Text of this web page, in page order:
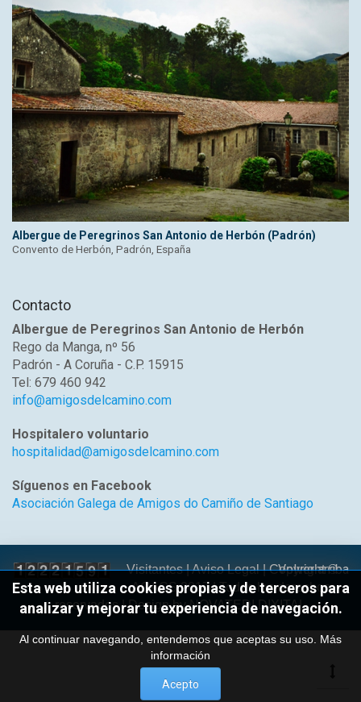
Albergue de Peregrinos San Antonio de Herbón (Padrón)
Convento de Herbón, Padrón, España
Contacto
Albergue de Peregrinos San Antonio de Herbón
Rego da Manga, nº 56
Padrón - A Coruña - C.P. 15915
Tel: 679 460 942
info@amigosdelcamino.com
Hospitalero voluntario
hospitalidad@amigosdelcamino.com
Síguenos en Facebook
Asociación Galega de Amigos do Camiño de Santiago
Volver arriba
Visitantes |Aviso Legal| Copyright ©
AGACS 2017 | Todos los derechos
reservados | Design byNOVATEDI DIXITAL
Esta web utiliza cookies propias y de terceros para
analizar y mejorar tu experiencia de navegación.
Al continuar navegando, entendemos que aceptas su uso. Más
información
Acepto